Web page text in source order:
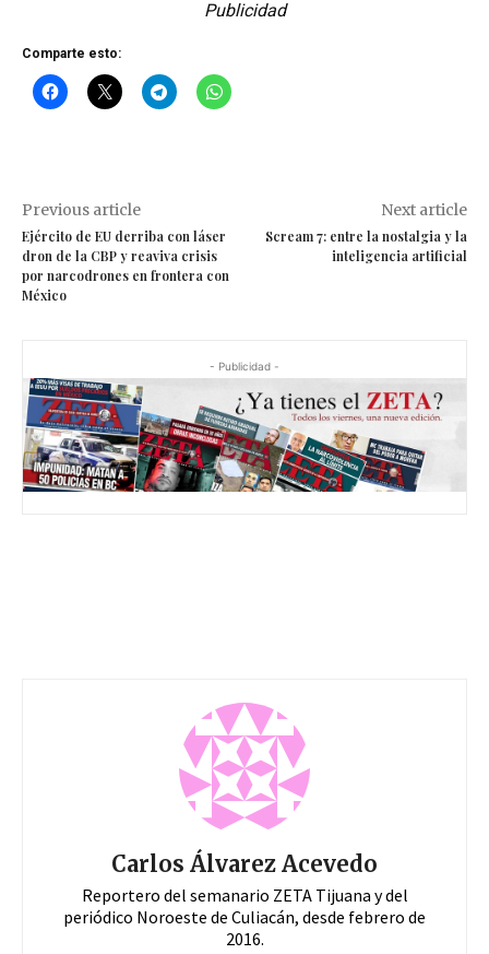
Publicidad
Comparte esto:
Previous article
Ejército de EU derriba con láser
dron de la CBP y reaviva crisis
por narcodrones en frontera con
México
Next article
Scream 7: entre la nostalgia y la
inteligencia artificial
- Publicidad -
Carlos Álvarez Acevedo
Reportero del semanario ZETA Tijuana y del
periódico Noroeste de Culiacán, desde febrero de
2016.